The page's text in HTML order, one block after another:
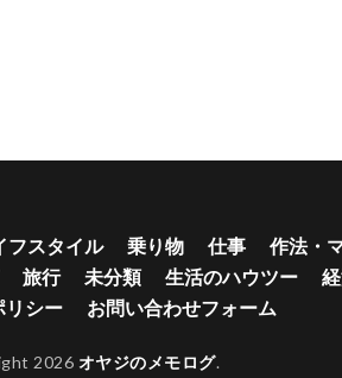
フスタイル 乗り物 仕事 作法・
旅行 未分類 生活のハウツー
リシー
お問い合わせフォーム
2026 オヤジのメモログ.